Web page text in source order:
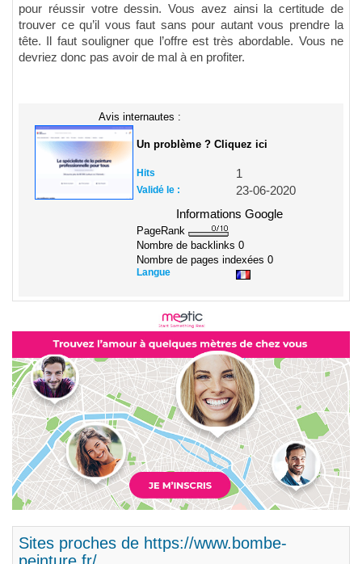
pour réussir votre dessin. Vous avez ainsi la certitude de
trouver ce qu’il vous faut sans pour autant vous prendre la
tête. Il faut souligner que l’offre est très abordable. Vous ne
devriez donc pas avoir de mal à en profiter.
Avis internautes :
Un problème ? Cliquez ici
Hits 1
Validé le :
23-06-2020
Informations Google
PageRank
Nombre de backlinks 0
Nombre de pages indexées 0
Langue
Sites proches de https://www.bombe-